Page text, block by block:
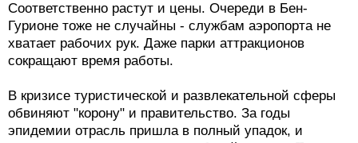
Соответственно растут и цены. Очереди в Бен-
Гурионе тоже не случайны - службам аэропорта не
хватает рабочих рук. Даже парки аттракционов
сокращают время работы.
В кризисе туристической и развлекательной сферы
обвиняют "корону" и правительство. За годы
эпидемии отрасль пришла в полный упадок, и